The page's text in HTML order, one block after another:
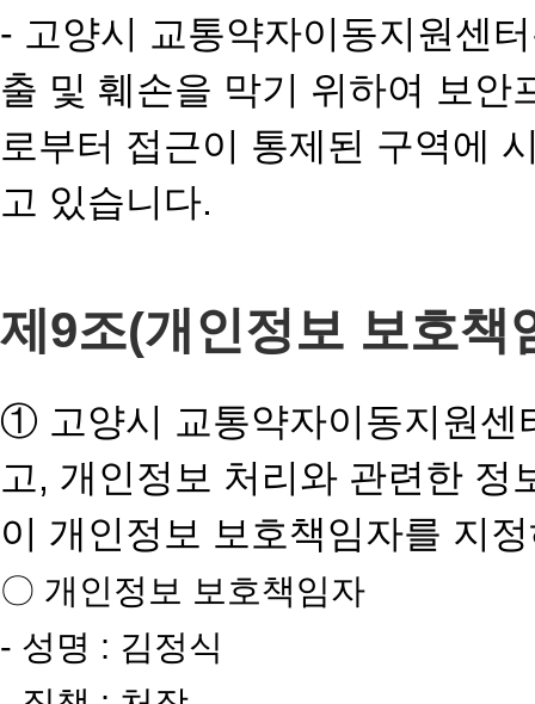
- 고양시 교통약자이동지원센
출 및 훼손을 막기 위하여 보안
로부터 접근이 통제된 구역에
고 있습니다.
제9조(개인정보 보호책
① 고양시 교통약자이동지원센
고, 개인정보 처리와 관련한
이 개인정보 보호책임자를 지
〇 개인정보 보호책임자
- 성명 : 김정식